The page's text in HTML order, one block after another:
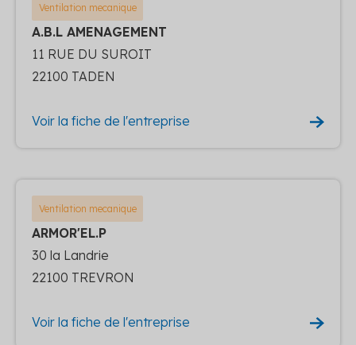
Ventilation mecanique
A.B.L AMENAGEMENT
11 RUE DU SUROIT
22100 TADEN
Voir la fiche de l'entreprise
Ventilation mecanique
ARMOR'EL.P
30 la Landrie
22100 TREVRON
Voir la fiche de l'entreprise